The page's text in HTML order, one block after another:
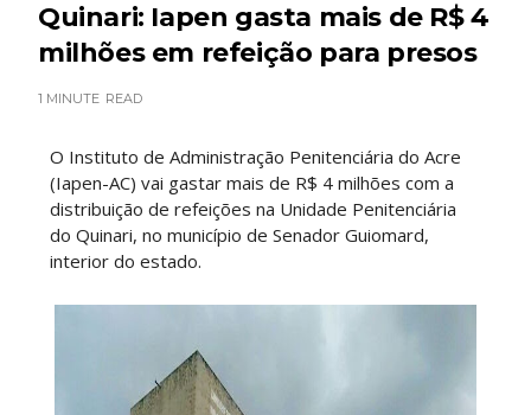
Quinari: Iapen gasta mais de R$ 4
milhões em refeição para presos
1 MINUTE READ
O Instituto de Administração Penitenciária do Acre
(Iapen-AC) vai gastar mais de R$ 4 milhões com a
distribuição de refeições na Unidade Penitenciária
do Quinari, no município de Senador Guiomard,
interior do estado.